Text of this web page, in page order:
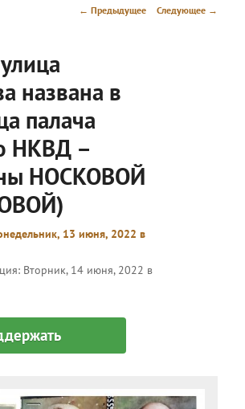
Навигация
← Предыдущее Следующее →
названа в
палача
НКВД –
НОСКОВОЙ
13 июня, 2022 в
Вторник, 14 июня, 2022 в